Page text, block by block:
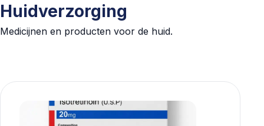
Huidverzorging
Medicijnen en producten voor de huid.